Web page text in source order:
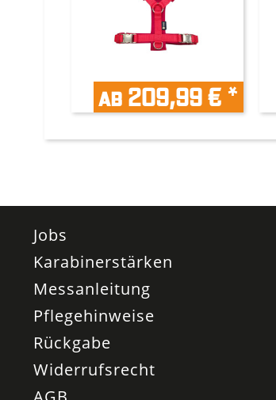
ab 209,99 € *
Jobs
Karabinerstärken
Messanleitung
Pflegehinweise
Rückgabe
Widerrufsrecht